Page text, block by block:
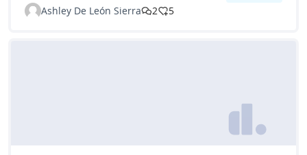
Ashley De León Sierra 2 5